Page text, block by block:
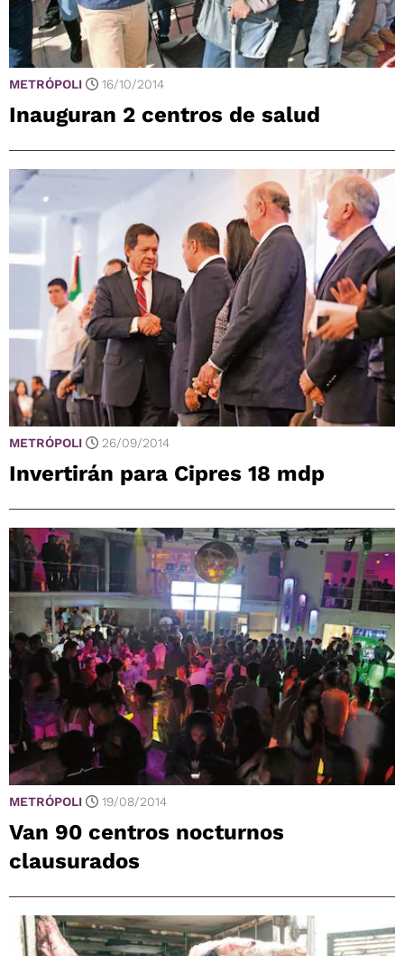
METRÓPOLI 16/10/2014
Inauguran 2 centros de salud
METRÓPOLI 26/09/2014
Invertirán para Cipres 18 mdp
METRÓPOLI 19/08/2014
Van 90 centros nocturnos
clausurados